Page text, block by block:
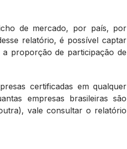
de mercado, por país, por
relatório, é possível captar
proporção de participação de
certificadas em qualquer
empresas brasileiras são
vale consultar o relatório